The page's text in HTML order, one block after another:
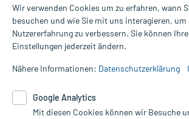
Alle Preise gelten inkl. MwSt., ggf. zzgl.
Informationen auf dieser Website werden
die Untersuchung und Behandlung durch
Therapien eingeleitet werden können. | Diese
Google Analytics. Lesen Sie bitte dazu die
Wir verwenden Cookies um zu erfahren, wann
besuchen und wie Sie mit uns interagieren, um
Nutzererfahrung zu verbessern. Sie können
Einstellungen jederzeit ändern.
Nähere Informationen: Datenschutzerklärung
Google Analytics
Mit diesen Cookies können wir Besuche